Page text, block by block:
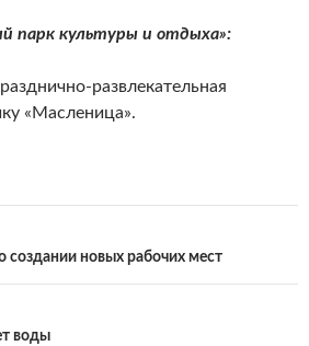
парк культуры и отдыха»:
развлекательная
«Масленица».
создании новых рабочих мест
воды